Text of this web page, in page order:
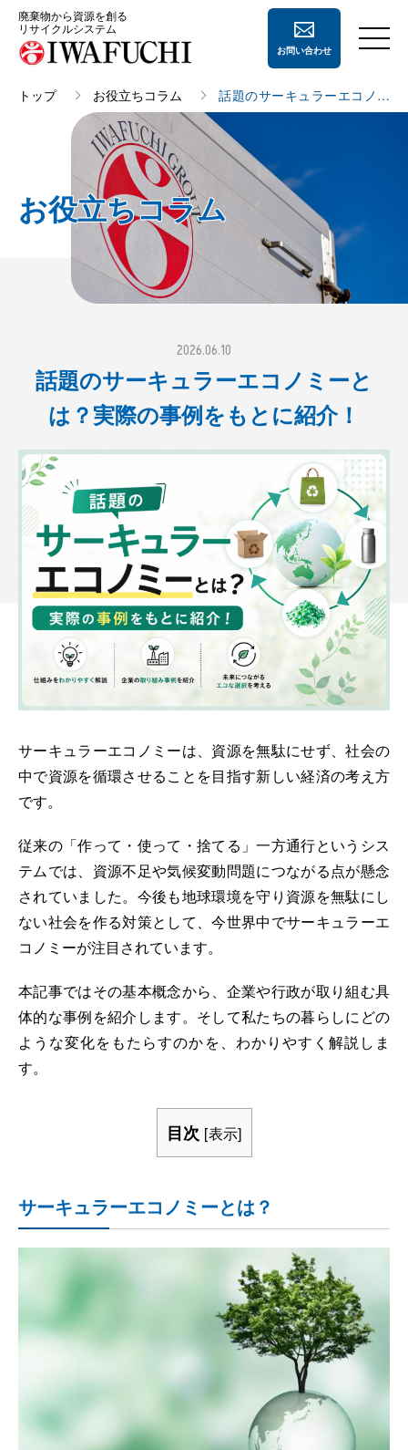
廃棄物から資源を創る
リサイクルシステム
会社案内
会社案内
経営理念
会社概要
沿革
CSR活動
登録許可証
事業内容
事業内容
ペーパー リサイクル
ペットボトルリサイクル
鉄・非鉄 リサイクル
機密情報処理
トランスポート
採用情報
地域住民の方へ
よくあるご質問
お問い合わせ
トップ お役立ちコラム
話題のサーキュラーエコノミ
ーとは？実際の事例をもとに
紹介！
お役立ちコラム
2026.06.10
話題のサーキュラーエコノミーと
は？実際の事例をもとに紹介！
サーキュラーエコノミーは、資源を無駄にせず、社会の
中で資源を循環させることを目指す新しい経済の考え方
です。
従来の「作って・使って・捨てる」一方通行というシス
テムでは、資源不足や気候変動問題につながる点が懸念
されていました。今後も地球環境を守り資源を無駄にし
ない社会を作る対策として、今世界中でサーキュラーエ
コノミーが注目されています。
本記事ではその基本概念から、企業や行政が取り組む具
体的な事例を紹介します。そして私たちの暮らしにどの
ような変化をもたらすのかを、わかりやすく解説しま
す。
目次 [表示]
サーキュラーエコノミーとは？